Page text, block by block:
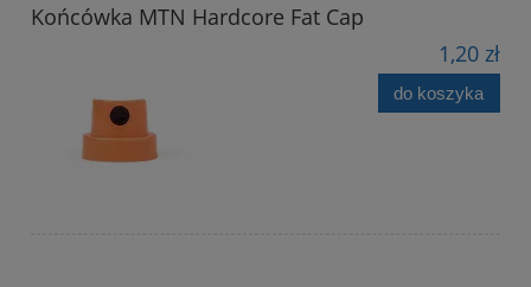
Końcówka MTN Hardcore Fat Cap
1,20 zł
do koszyka